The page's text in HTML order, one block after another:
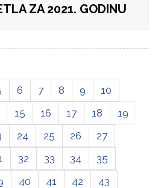
ZA 2021. GODINU
6 7 8 9
10
15 16 17 18
19
24 25 26
27
32 33 34
35
40 41 42
43